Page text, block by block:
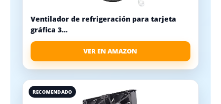
Ventilador de refrigeración para tarjeta
gráfica 3...
VER EN AMAZON
RECOMENDADO